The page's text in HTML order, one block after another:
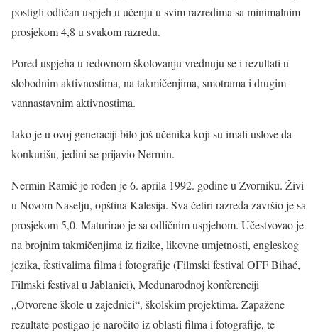
postigli odličan uspjeh u učenju u svim razredima sa minimalnim
prosjekom 4,8 u svakom razredu.
Pored uspjeha u redovnom školovanju vrednuju se i rezultati u
slobodnim aktivnostima, na takmičenjima, smotrama i drugim
vannastavnim aktivnostima.
Iako je u ovoj generaciji bilo još učenika koji su imali uslove da
konkurišu, jedini se prijavio Nermin.
Nermin Ramić je rođen je 6. aprila 1992. godine u Zvorniku. Živi
u Novom Naselju, opština Kalesija. Sva četiri razreda završio je sa
prosjekom 5,0. Maturirao je sa odličnim uspjehom. Učestvovao je
na brojnim takmičenjima iz fizike, likovne umjetnosti, engleskog
jezika, festivalima filma i fotografije (Filmski festival OFF Bihać,
Filmski festival u Jablanici), Međunarodnoj konferenciji
„Otvorene škole u zajednici“, školskim projektima. Zapažene
rezultate postigao je naročito iz oblasti filma i fotografije, te